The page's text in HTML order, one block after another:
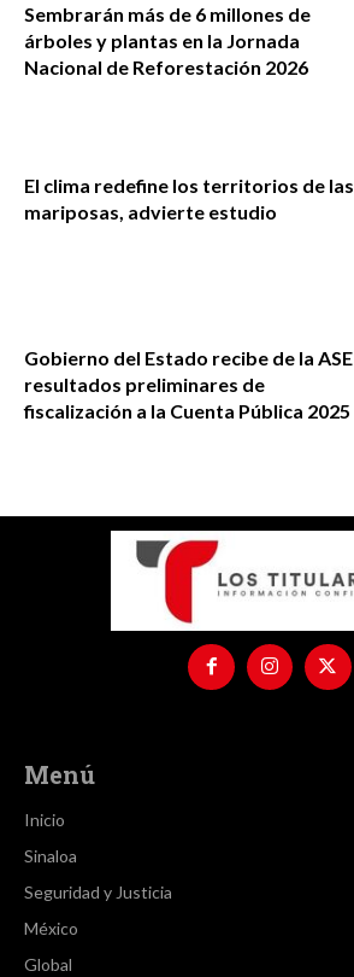
Sembrarán más de 6 millones de
árboles y plantas en la Jornada
Nacional de Reforestación 2026
El clima redefine los territorios de las
mariposas, advierte estudio
Gobierno del Estado recibe de la ASE
resultados preliminares de
fiscalización a la Cuenta Pública 2025
Menú
Inicio
Sinaloa
Seguridad y Justicia
México
Global